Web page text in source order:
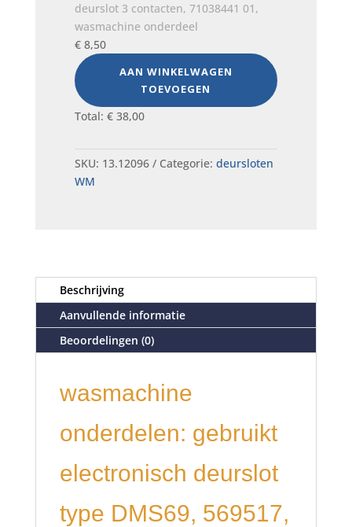
deurslot 3 contacten, 71038441 01,
wasmachine onderdeel
€8,50
AAN WINKELWAGEN
TOEVOEGEN
Total: €38,00
SKU: 13.12096 Categorie: deursloten
WM
Beschrijving
Aanvullende informatie
Beoordelingen (0)
wasmachine
onderdelen: gebruikt
electronisch deurslot
type DMS69, 569517,